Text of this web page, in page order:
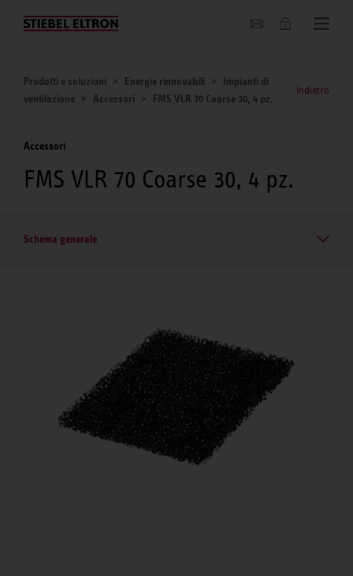
Chi siamo
Prodotti e soluzioni Energie rinnovabili
Impianti di
ventilazione
Accessori FMS VLR 70 Coarse 30, 4 pz.
indietro
Accessori
FMS VLR 70 Coarse 30, 4 pz.
Schema generale